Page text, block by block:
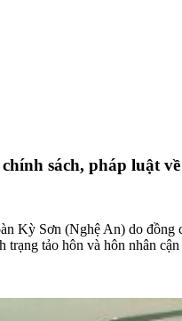
sách, pháp luật
Kỳ Sơn (Nghệ An) do
tảo hôn và hôn nhân